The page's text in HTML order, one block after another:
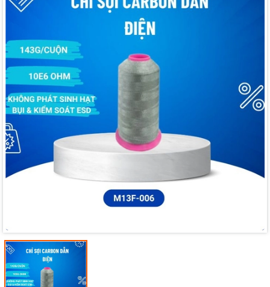
Mã giảm giá: